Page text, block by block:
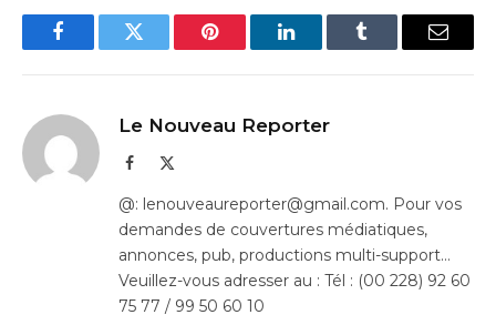
FacebookTwitter Pinterest LinkedInTumblr Email
Le Nouveau Reporter
Facebook
@: lenouveaureporter@gmail.com. Pour vos
demandes de couvertures médiatiques,
annonces, pub, productions multi-support…
Veuillez-vous adresser au : Tél : (00 228) 92 60
75 77 / 99 50 60 10